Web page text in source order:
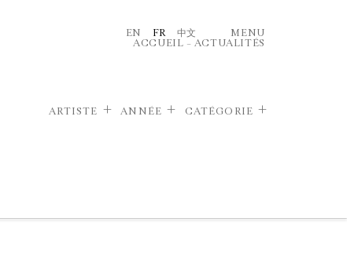
EN FR 中文
MENU
ACCUEIL – ACTUALITÉS
ARTISTE ANNÉE CATÉGORIE